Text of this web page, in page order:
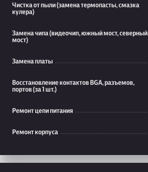
Чистка от пыли (замена термопасты, смазка
кулера)
Замена чипа (видеочип, южный мост, северный
мост)
Замена платы
Восстановление контактов BGA, разъемов,
портов (за 1 шт.)
Ремонт цепи питания
Ремонт корпуса